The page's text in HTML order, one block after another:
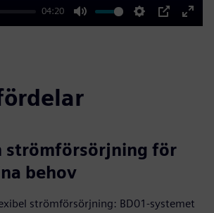
04:20
Mute Settings
PIP
Enter
strömförsörjning för
behov
strömförsörjning: BD01-systemet